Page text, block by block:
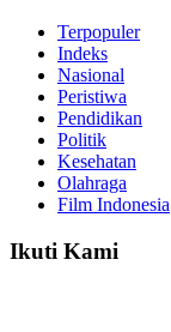
Terpopuler
Indeks
Nasional
Peristiwa
Pendidikan
Politik
Kesehatan
Olahraga
Film Indonesia
Ikuti Kami